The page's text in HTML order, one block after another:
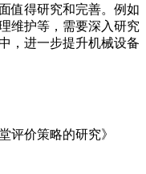
值得研究和完善。例如
维护等，需要深入研究
，进一步提升机械设备
评价策略的研究》